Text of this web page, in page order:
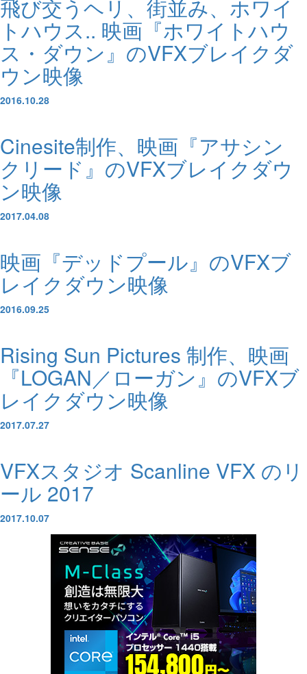
飛び交うヘリ、街並み、ホワイ
トハウス.. 映画『ホワイトハウ
ス・ダウン』のVFXブレイクダ
ウン映像
2016.10.28
Cinesite制作、映画『アサシン
クリード』のVFXブレイクダウ
ン映像
2017.04.08
映画『デッドプール』のVFXブ
レイクダウン映像
2016.09.25
Rising Sun Pictures 制作、映画
『LOGAN／ローガン』のVFXブ
レイクダウン映像
2017.07.27
VFXスタジオ Scanline VFX のリ
ール 2017
2017.10.07